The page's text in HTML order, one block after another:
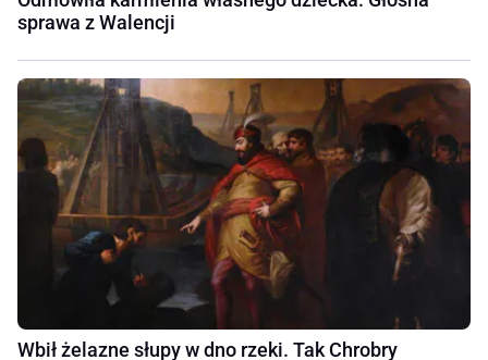
sprawa z Walencji
Wbił żelazne słupy w dno rzeki. Tak Chrobry